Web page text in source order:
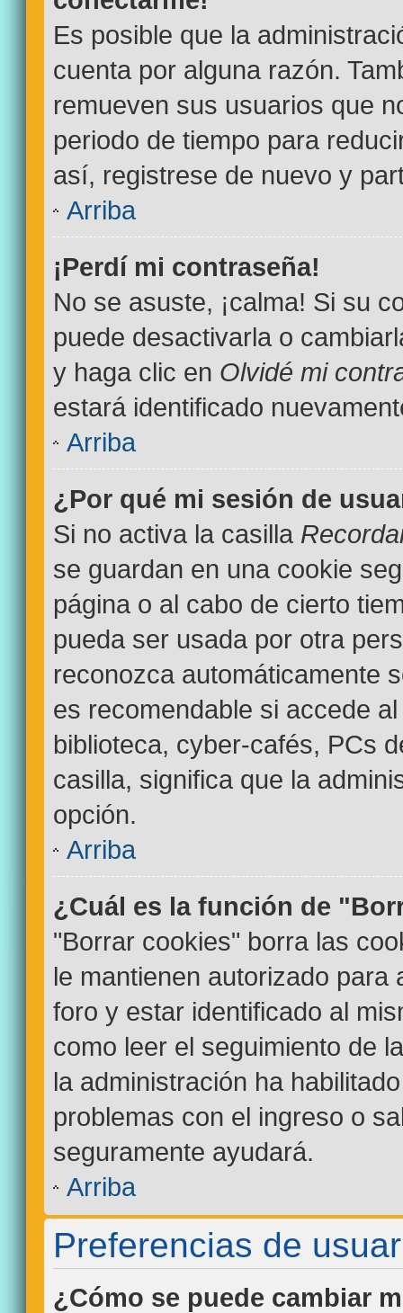
Es posible que la
cuenta por alguna razón.
remueven sus usuarios que
periodo de tiempo para
así, registrese de nuevo y
Arriba
¡Perdí mi contraseña!
No se asuste, ¡calma! Si su
puede desactivarla o
y haga clic en Olvidé mi
estará identificado
Arriba
¿Por qué mi sesión de
Si no activa la casilla
se guardan en una cookie
página o al cabo de cierto
pueda ser usada por otra
reconozca automáticamente
es recomendable si accede
biblioteca, cyber-cafés, PCs
casilla, significa que la
opción.
Arriba
¿Cuál es la función de
"Borrar cookies" borra las
le mantienen autorizado
foro y estar identificado al
como leer el seguimiento de
la administración ha
problemas con el ingreso o
seguramente ayudará.
Arriba
Preferencias de
¿Cómo se puede cambiar